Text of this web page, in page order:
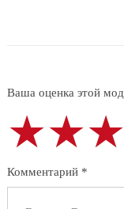
Ваша оценка этой
Комментарий *